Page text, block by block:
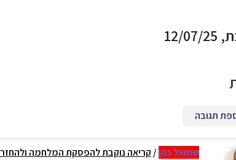
25
תגובה
שמואל כהן/קריאה נוקבת להפסקת המלחמה